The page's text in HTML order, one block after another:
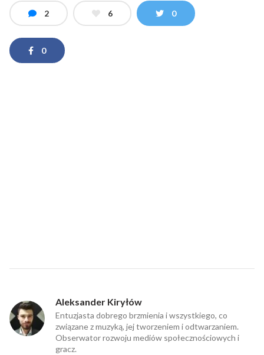
2 6 0
0
Aleksander Kiryłów
Entuzjasta dobrego brzmienia i wszystkiego, co
związane z muzyką, jej tworzeniem i odtwarzaniem.
Obserwator rozwoju mediów społecznościowych i
gracz.